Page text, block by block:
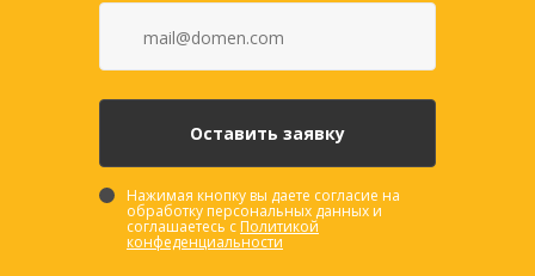
Нажимая кнопку вы даете согласие на
обработку персональных данных и
соглашаетесь с Политикой
конфеденциальности